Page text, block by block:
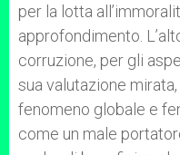
per la lotta
approfondimento.
corruzione, per gli
sua valutazione
fenomeno globale e
come un male